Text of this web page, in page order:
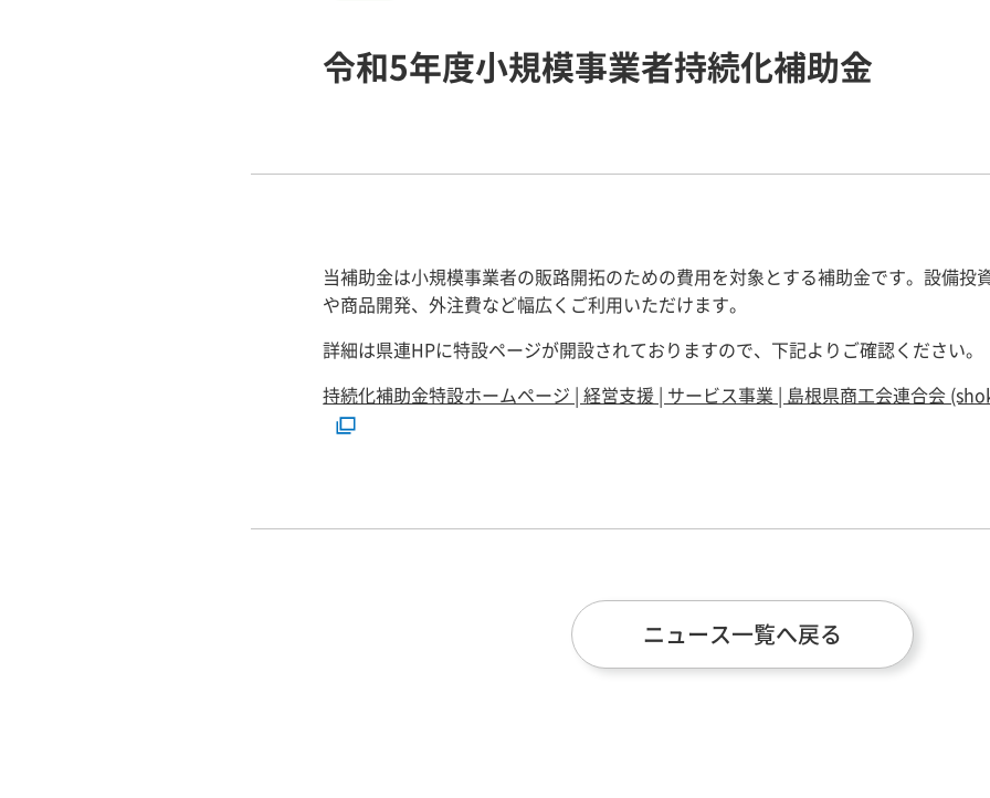
令和5年度小規模事業者持続化補助金
当補助金は小規模事業者の販路開拓のための費用を対象とする補助金です。設備投
や商品開発、外注費など幅広くご利用いただけます。
詳細は県連HPに特設ページが開設されておりますので、下記よりご確認ください。
持続化補助金特設ホームページ | 経営支援 | サービス事業 | 島根県商工会連合会
ニュース一覧へ戻る